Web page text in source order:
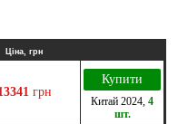
Ціна, грн
грн
Купити
Китай 2024 4
шт.